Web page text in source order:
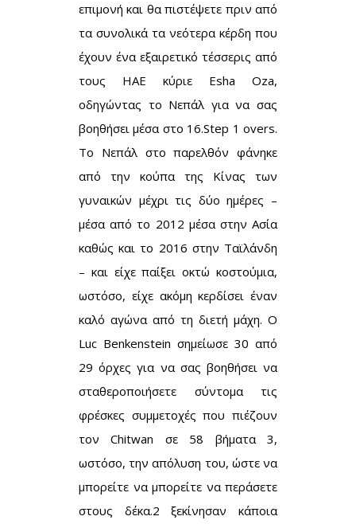
επιμονή και θα πιστέψετε πριν από
τα συνολικά τα νεότερα κέρδη που
έχουν ένα εξαιρετικό τέσσερις από
τους ΗΑΕ κύριε Esha Oza,
οδηγώντας το Νεπάλ για να σας
βοηθήσει μέσα στο 16.Step 1 overs.
Το Νεπάλ στο παρελθόν φάνηκε
από την κούπα της Κίνας των
γυναικών μέχρι τις δύο ημέρες –
μέσα από το 2012 μέσα στην Ασία
καθώς και το 2016 στην Ταϊλάνδη
– και είχε παίξει οκτώ κοστούμια,
ωστόσο, είχε ακόμη κερδίσει έναν
καλό αγώνα από τη διετή μάχη. Ο
Luc Benkenstein σημείωσε 30 από
29 όρχες για να σας βοηθήσει να
σταθεροποιήσετε σύντομα τις
φρέσκες συμμετοχές που πιέζουν
τον Chitwan σε 58 βήματα 3,
ωστόσο, την απόλυση του, ώστε να
μπορείτε να μπορείτε να περάσετε
στους δέκα.2 ξεκίνησαν κάποια